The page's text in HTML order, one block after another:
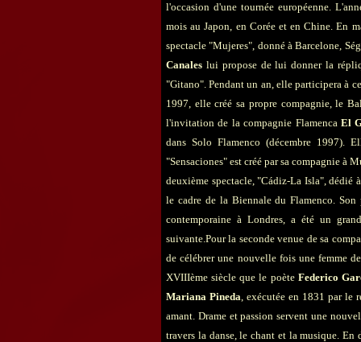
l'occasion d'une tournée européenne.
mois au Japon, en Corée et en Chine. En
spectacle "Mujeres", donné à Barcelone,
Canales lui propose de lui donner la
"Gitano". Pendant un an, elle participera à
1997, elle créé sa propre compagnie, le
l'invitation de la compagnie FlamencaEl
dans Solo Flamenco (décembre 1997).
"Sensaciones" est créé par sa compagnie à
deuxième spectacle, "Cádiz-La Isla", dédié
le cadre de la Biennale du Flamenco. Son
contemporaine à Londres, a été un
suivante.Pour la seconde venue de sa
de célébrer une nouvelle fois une femme
XVIIIème siècle que le poète Federico
Mariana Pineda, exécutée en 1831 par le
amant. Drame et passion servent une
travers la danse, le chant et la musique. En